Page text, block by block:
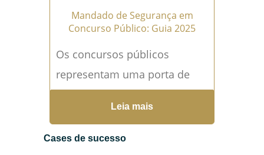
Mandado de Segurança em
Concurso Público: Guia 2025
Os concursos públicos
representam uma porta de
entrada para muitos
profissionais que almejam
uma carreira no serviço
Leia mais
Cases de sucesso